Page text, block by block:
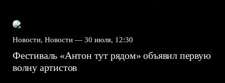
Новости, Новости — 30 июля, 12:30
Фестиваль «Антон тут рядом» объявил первую
волну артистов